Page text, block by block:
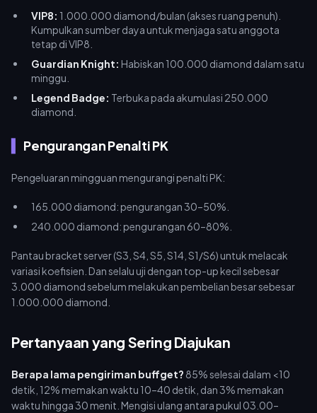
VIP8: 1.000.000 diamond/bulan (akses ruang penuh).
Kumpulkan sumber daya untuk menjaga satu anggota
tetap di VIP8.
Guardian Knight: Habiskan 100.000 diamond dalam satu
minggu.
Legend Badge: Terbuka pada akumulasi 250.000
diamond.
Pengurangan Penalti PK
Pengeluaran mingguan mengurangi penalti PK:
165.000 diamond: pengurangan 30–50%.
240.000 diamond: pengurangan 60–80%.
Pantau bracket server (S3, S4, S5, S14, S1/S6) untuk melacak
variasi koefisien. Dan selalu uji dengan top-up kecil sebesar
3.000 diamond sebelum melakukan pembelian besar sebesar
1.000.000 diamond.
Pertanyaan yang Sering Diajukan
Berapa lama pengiriman buffget? 85% selesai dalam <10
detik, 12% memakan waktu 10–40 detik, dan 3% memakan
waktu hingga 30 menit. Mengisi ulang antara pukul 03.00–